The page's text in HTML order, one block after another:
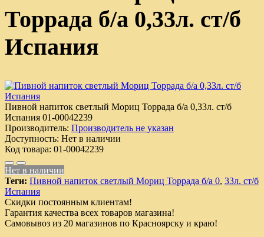
Торрада б/а 0,33л. ст/б
Испания
Пивной напиток светлый Мориц Торрада б/а 0,33л. ст/б
Испания 01-00042239
Производитель: Производитель не указан
Доступность: Нет в наличии
Код товара: 01-00042239
Нет в наличии
Теги: Пивной напиток светлый Мориц Торрада б/а 0, 33л. ст/б
Испания
Скидки постоянным клиентам!
Гарантия качества всех товаров магазина!
Самовывоз из 20 магазинов по Красноярску и краю!